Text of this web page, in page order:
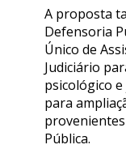
A proposta
Defensoria
Único de
Judiciário
psicológico
para
Pública.